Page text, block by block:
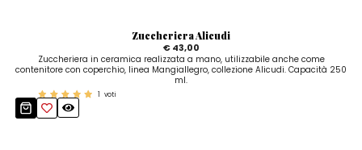
Zuccheriera Alicudi
€ 43,00
Zuccheriera in ceramica realizzata a mano, utilizzabile anche come
contenitore con coperchio, linea Mangiallegro, collezione Alicudi. Capacità 250
ml.
1 voti